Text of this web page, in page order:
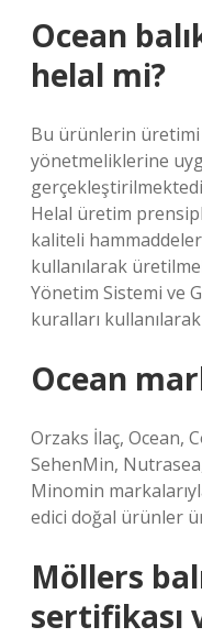
Ocean
helal mi?
Bu ürünlerin
yönetmeliklerine
Helal üretim
kaliteli
kullanılarak
Yönetim Sistemi ve
kuralları
Ocean
Orzaks İlaç, Ocean,
SehenMin,
Minomin
edici doğal ürünler
Möllers
sertifikası